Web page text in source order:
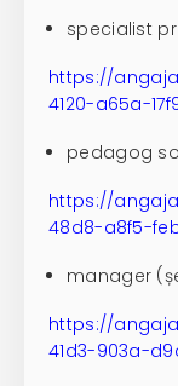
specialist
https://
4120-a65a-
pedagog
https://
48d8-a8f5-
manager
https://
41d3-903a-